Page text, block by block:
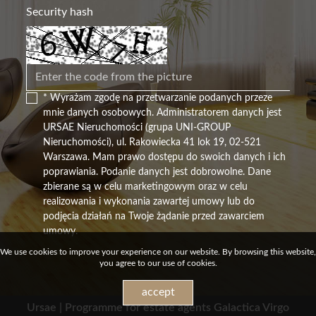
Security hash
* Wyrażam zgodę na przetwarzanie podanych przeze
mnie danych osobowych. Administratorem danych jest
URSAE Nieruchomości (grupa UNI-GROUP
Nieruchomości), ul. Rakowiecka 41 lok 19, 02-521
Warszawa. Mam prawo dostępu do swoich danych i ich
poprawiania. Podanie danych jest dobrowolne. Dane
zbierane są w celu marketingowym oraz w celu
realizowania i wykonania zawartej umowy lub do
podjęcia działań na Twoje żądanie przed zawarciem
umowy.
Ursae | Programme for estate agents Galactica Virgo
We use cookies to improve your experience on our website. By browsing this website,
you agree to our use of cookies.
accept